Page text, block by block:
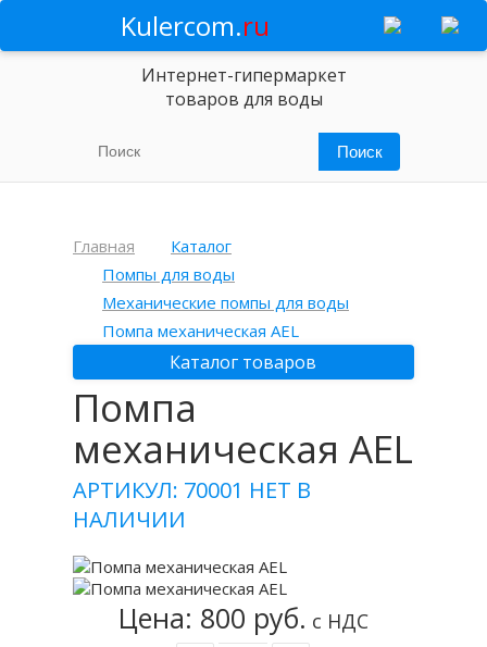
Kulercom.ru
Интернет-гипермаркет
товаров для воды
Главная
Каталог
Помпы для воды
Механические помпы для воды
Помпа механическая AEL
Каталог товаров
Помпа
механическая AEL
АРТИКУЛ: 70001 НЕТ В
НАЛИЧИИ
Цена: 800 руб. с НДС